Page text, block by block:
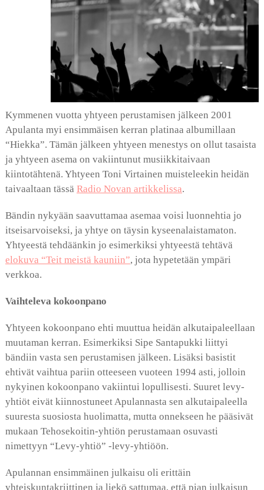
Kymmenen vuotta yhtyeen perustamisen jälkeen 2001
Apulanta myi ensimmäisen kerran platinaa albumillaan
“Hiekka”. Tämän jälkeen yhtyeen menestys on ollut tasaista
ja yhtyeen asema on vakiintunut musiikkitaivaan
kiintotähtenä. Yhtyeen Toni Virtainen muisteleekin heidän
taivaaltaan tässä Radio Novan artikkelissa.
Bändin nykyään saavuttamaa asemaa voisi luonnehtia jo
itseisarvoiseksi, ja yhtye on täysin kyseenalaistamaton.
Yhtyeestä tehdäänkin jo esimerkiksi yhtyeestä tehtävä
elokuva “Teit meistä kauniin”, jota hypetetään ympäri
verkkoa.
Vaihteleva kokoonpano
Yhtyeen kokoonpano ehti muuttua heidän alkutaipaleellaan
muutaman kerran. Esimerkiksi Sipe Santapukki liittyi
bändiin vasta sen perustamisen jälkeen. Lisäksi basistit
ehtivät vaihtua pariin otteeseen vuoteen 1994 asti, jolloin
nykyinen kokoonpano vakiintui lopullisesti. Suuret levy-
yhtiöt eivät kiinnostuneet Apulannasta sen alkutaipaleella
suuresta suosiosta huolimatta, mutta onnekseen he pääsivät
mukaan Tehosekoitin-yhtiön perustamaan osuvasti
nimettyyn “Levy-yhtiö” -levy-yhtiöön.
Apulannan ensimmäinen julkaisu oli erittäin
yhteiskuntakriittinen ja liekö sattumaa, että pian julkaisun